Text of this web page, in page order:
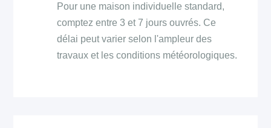
Pour une maison individuelle standard,
comptez entre 3 et 7 jours ouvrés. Ce
délai peut varier selon l'ampleur des
travaux et les conditions météorologiques.